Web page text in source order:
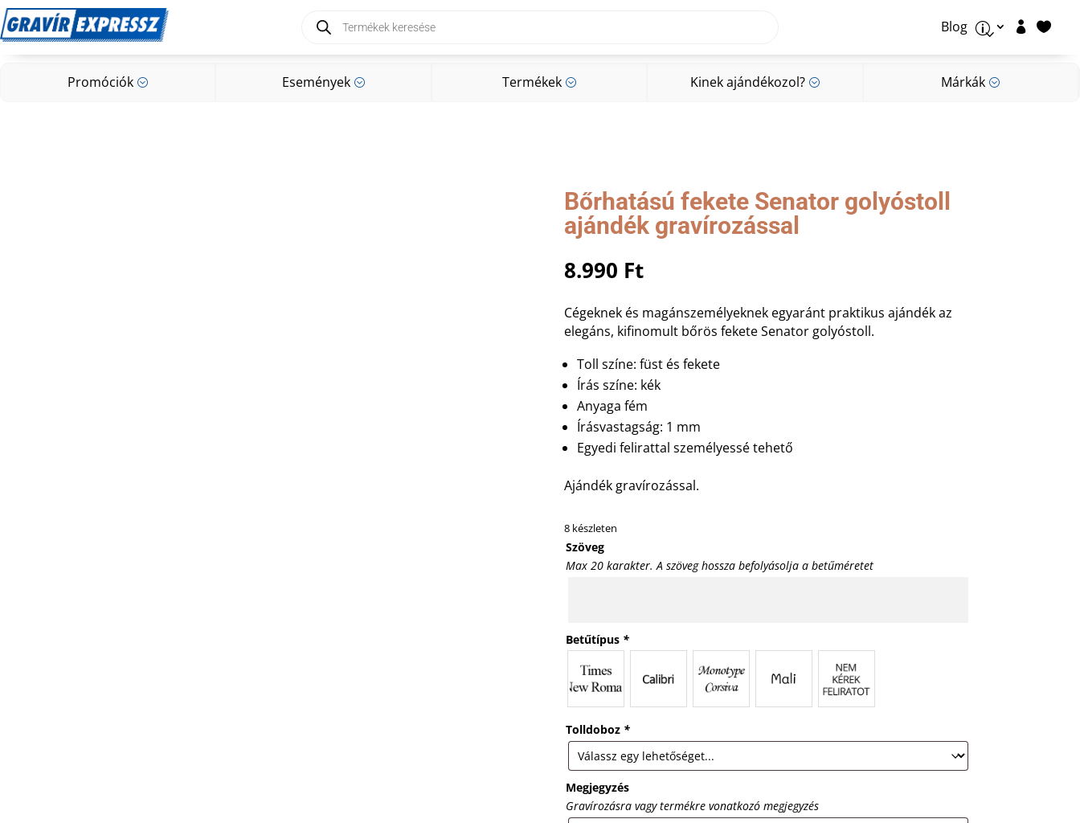
search Blog p  
Promóciók ; Események ; Termékek ; Kinek ajándékozol? ; Márkák ;
Promóciók; Események Márkák;
Bőrhatású fekete Senator golyóstoll
ajándék gravírozással
8.990 Ft
Cégeknek és magánszemélyeknek egyaránt praktikus ajándék az
elegáns, kifinomult bőrös fekete Senator golyóstoll.
Toll színe: füst és fekete
Írás színe: kék
Anyaga fém
Írásvastagság: 1 mm
Egyedi felirattal személyessé tehető
Ajándék gravírozással.
8 készleten
Szöveg
Max 20 karakter. A szöveg hossza befolyásolja a betűméretet
Betűtípus *
Tolldoboz *
Megjegyzés
Gravírozásra vagy termékre vonatkozó megjegyzés